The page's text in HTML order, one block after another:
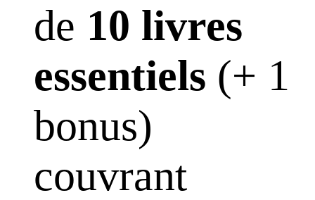
de 10 livres
essentiels (+ 1
bonus)
couvrant